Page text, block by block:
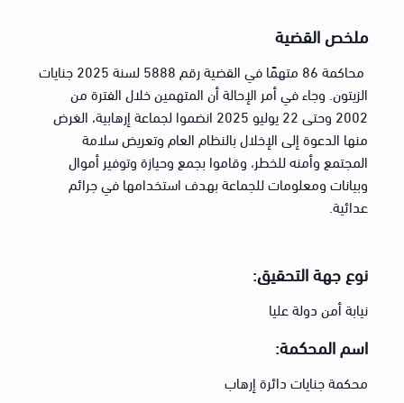
ملخص القضية
محاكمة 86 متهمًا في القضية رقم 5888 لسنة 2025 جنايات
الزيتون. وجاء في أمر الإحالة أن المتهمين خلال الفترة من
2002 وحتى 22 يوليو 2025 انضموا لجماعة إرهابية، الغرض
منها الدعوة إلى الإخلال بالنظام العام وتعريض سلامة
المجتمع وأمنه للخطر، وقاموا بجمع وحيازة وتوفير أموال
وبيانات ومعلومات للجماعة بهدف استخدامها في جرائم
عدائية.
نوع جهة التحقيق:
نيابة أمن دولة عليا
اسم المحكمة:
محكمة جنايات دائرة إرهاب